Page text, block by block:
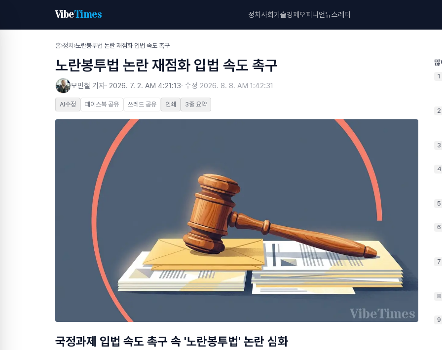
VibeTimes 정치사회기술경제오피니언뉴스레터
홈›정치 ›노란봉투법 논란 재점화 입법 속도 촉구
노란봉투법 논란 재점화 입법 속도 촉구
모민철 기자· 2026. 7. 2. AM 4:21:13· 수정 2026. 8. 8. AM 1:42:31
AI수정 페이스북 공유 쓰레드 공유 인쇄 3줄 요약
국정과제 입법 속도 촉구 속 '노란봉투법' 논란 심화
1
2
3
4
5
6
7
8
9